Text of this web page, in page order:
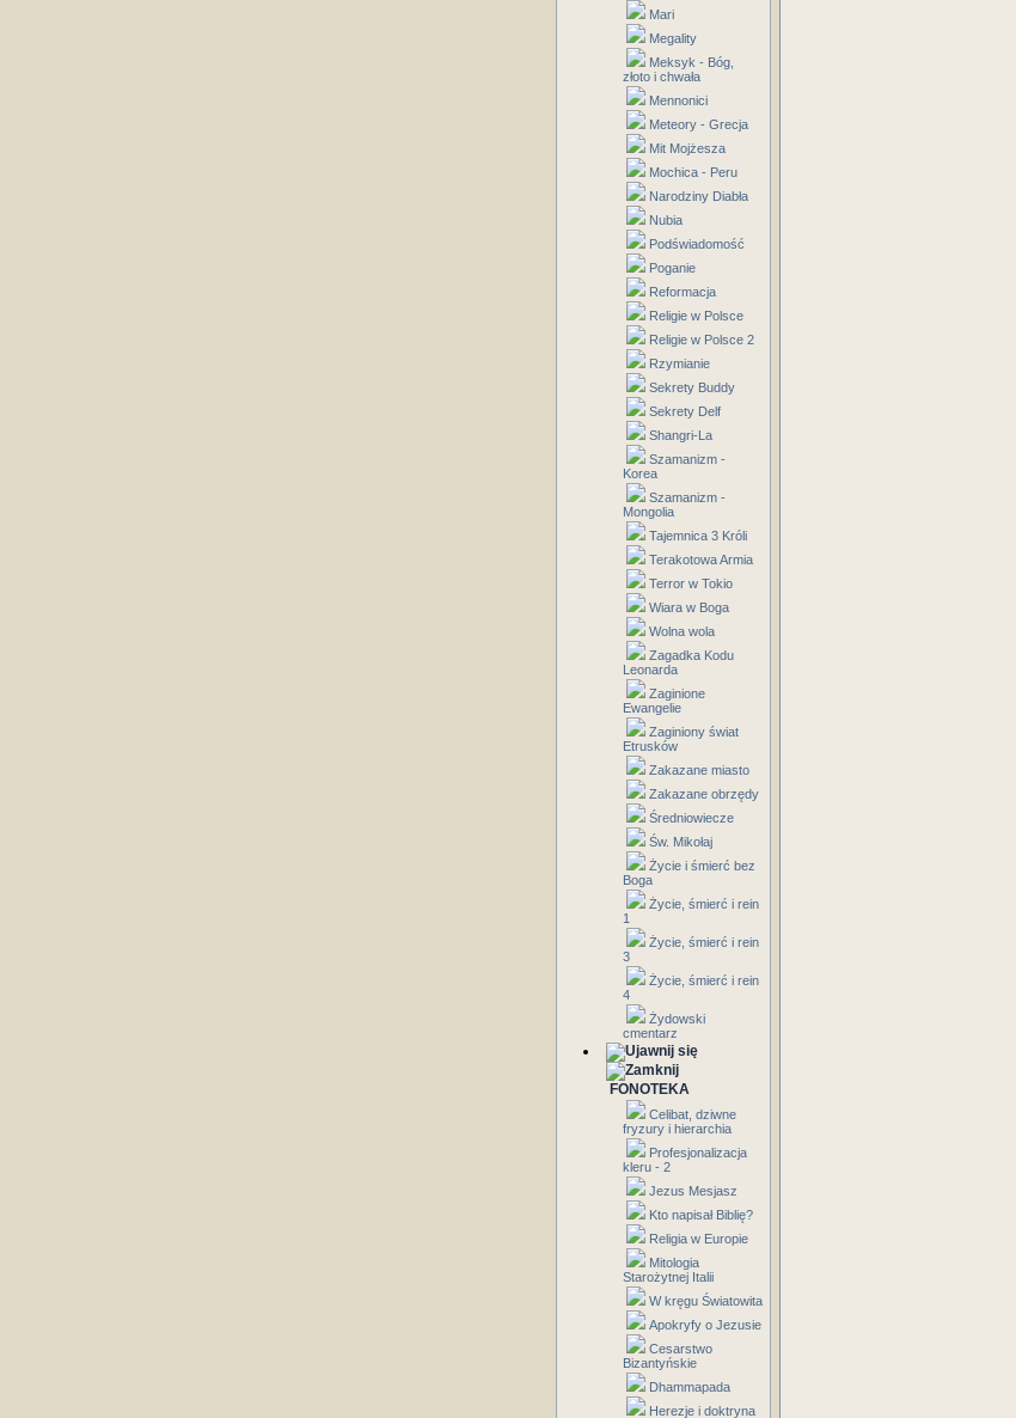
Mari
Megality
Meksyk - Bóg,
złoto i chwała
Mennonici
Meteory - Grecja
Mit Mojżesza
Mochica - Peru
Narodziny Diabła
Nubia
Podświadomość
Poganie
Reformacja
Religie w Polsce
Religie w Polsce 2
Rzymianie
Sekrety Buddy
Sekrety Delf
Shangri-La
Szamanizm -
Korea
Szamanizm -
Mongolia
Tajemnica 3 Króli
Terakotowa Armia
Terror w Tokio
Wiara w Boga
Wolna wola
Zagadka Kodu
Leonarda
Zaginione
Ewangelie
Zaginiony świat
Etrusków
Zakazane miasto
Zakazane obrzędy
Średniowiecze
Św. Mikołaj
Życie i śmierć bez
Boga
Życie, śmierć i rein
1
Życie, śmierć i rein
3
Życie, śmierć i rein
4
Żydowski
cmentarz
FONOTEKA
Celibat, dziwne
fryzury i hierarchia
Profesjonalizacja
kleru - 2
Jezus Mesjasz
Kto napisał Biblię?
Religia w Europie
Mitologia
Starożytnej Italii
W kręgu Światowita
Apokryfy o Jezusie
Cesarstwo
Bizantyńskie
Dhammapada
Herezje i doktryna